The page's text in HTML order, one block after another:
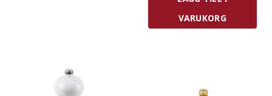
VARUKORG